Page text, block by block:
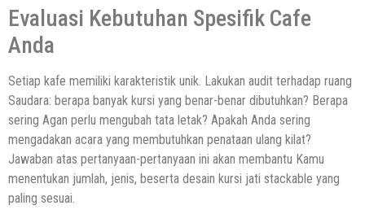
Evaluasi Kebutuhan Spesifik Cafe
Anda
Setiap kafe memiliki karakteristik unik. Lakukan audit terhadap ruang
Saudara: berapa banyak kursi yang benar-benar dibutuhkan? Berapa
sering Agan perlu mengubah tata letak? Apakah Anda sering
mengadakan acara yang membutuhkan penataan ulang kilat?
Jawaban atas pertanyaan-pertanyaan ini akan membantu Kamu
menentukan jumlah, jenis, beserta desain kursi jati stackable yang
paling sesuai.